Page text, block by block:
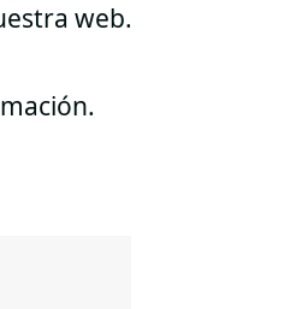
web.